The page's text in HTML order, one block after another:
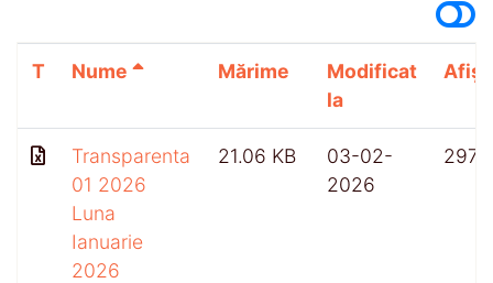
T Nume Mărime
Modificat
la
Transparenta
01 2026
Luna
Ianuarie
2026
21.06 KB
03-02-
2026
297